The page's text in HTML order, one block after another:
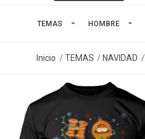
TEMAS HOMBRE
Inicio TEMAS NAVIDAD